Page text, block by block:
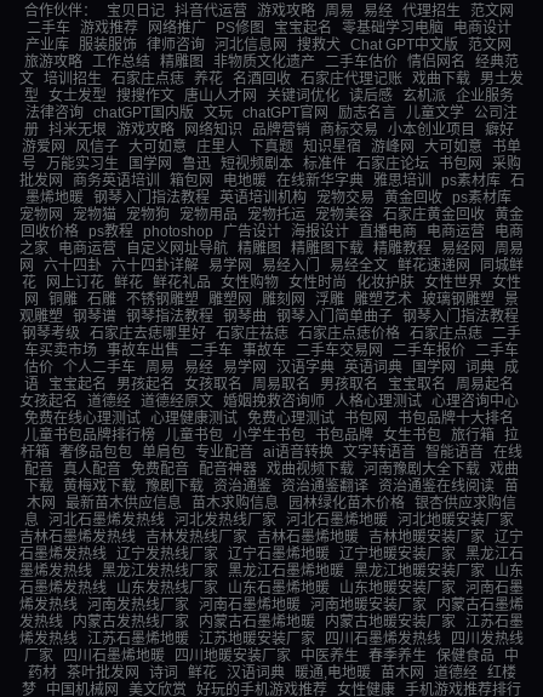
合作伙伴： 宝贝日记 抖音代运营 游戏攻略 周易 易经 代理招生
范文网
二手车
游戏推荐 网络推广 PS修图 宝宝起名 零基础学习电脑
电商设计
产业库 服装服饰 律师咨询 河北信息网 搜救犬 Chat GPT中文版
范文网
旅游攻略 工作总结 精雕图 非物质文化遗产 二手车估价 情侣网名
经典范
文 培训招生 石家庄点痣 养花 名酒回收 石家庄代理记账 戏曲下载
男士发
型
女士发型 搜搜作文 唐山人才网 关键词优化 读后感 玄机派
企业服务
法律咨询 chatGPT国内版 文玩 chatGPT官网 励志名言 儿童文学
公司注
册
抖米无垠 游戏攻略 网络知识 品牌营销 商标交易 小本创业项目
癖好
游爱网
风信子 大可如意 庄里人 下真题 知识星宿 游峰网 大可如意
书单
号
万能实习生 国学网 鲁迅 短视频剧本 标准件 石家庄论坛 书包网
采购
批发网
商务英语培训 箱包网 电地暖 在线新华字典 雅思培训 ps素材库
石
墨烯地暖 钢琴入门指法教程 英语培训机构 宠物交易 黄金回收
ps素材库
宠物网
宠物猫 宠物狗 宠物用品 宠物托运 宠物美容 石家庄黄金回收 黄金
回收价格
ps教程 photoshop 广告设计 海报设计 直播电商 电商运营
电商
之家
电商运营 自定义网址导航 精雕图 精雕图下载 精雕教程 易经网
周易
网
六十四卦 六十四卦详解 易学网 易经入门 易经全文 鲜花速递网
同城鲜
花
网上订花 鲜花 鲜花礼品 女性购物 女性时尚 化妆护肤 女性世界
女性
网
铜雕 石雕 不锈钢雕塑 雕塑网 雕刻网 浮雕 雕塑艺术 玻璃钢雕塑
景
观雕塑
钢琴谱 钢琴指法教程 钢琴曲 钢琴入门简单曲子
钢琴入门指法教程
钢琴考级
石家庄去痣哪里好 石家庄祛痣 石家庄点痣价格 石家庄点痣 二手
车买卖市场
事故车出售 二手车 事故车 二手车交易网 二手车报价 二手车
估价 个人二手车 周易 易经 易学网 汉语字典 英语词典 国学网 词典
成
语
宝宝起名 男孩起名 女孩取名 周易取名 男孩取名 宝宝取名
周易起名
女孩起名
道德经 道德经原文 婚姻挽救咨询师 人格心理测试
心理咨询中心
免费在线心理测试
心理健康测试 免费心理测试 书包网
书包品牌十大排名
儿童书包品牌排行榜
儿童书包 小学生书包 书包品牌 女生书包 旅行箱 拉
杆箱 奢侈品包包 单肩包 专业配音 ai语音转换 文字转语音 智能语音 在线
配音 真人配音 免费配音 配音神器 戏曲视频下载 河南豫剧大全下载 戏曲
下载 黄梅戏下载 豫剧下载 资治通鉴 资治通鉴翻译 资治通鉴在线阅读 苗
木网
最新苗木供应信息 苗木求购信息 园林绿化苗木价格 银杏供应求购信
息
河北石墨烯发热线 河北发热线厂家 河北石墨烯地暖
河北地暖安装厂家
吉林石墨烯发热线
吉林发热线厂家 吉林石墨烯地暖 吉林地暖安装厂家 辽宁
石墨烯发热线 辽宁发热线厂家 辽宁石墨烯地暖 辽宁地暖安装厂家 黑龙江石
墨烯发热线 黑龙江发热线厂家 黑龙江石墨烯地暖 黑龙江地暖安装厂家
山东
石墨烯发热线
山东发热线厂家 山东石墨烯地暖 山东地暖安装厂家 河南石墨
烯发热线 河南发热线厂家 河南石墨烯地暖 河南地暖安装厂家
内蒙古石墨烯
发热线
内蒙古发热线厂家 内蒙古石墨烯地暖 内蒙古地暖安装厂家
江苏石墨
烯发热线
江苏石墨烯地暖 江苏地暖安装厂家 四川石墨烯发热线
四川发热线
厂家
四川石墨烯地暖 四川地暖安装厂家 中医养生 春季养生 保健食品
中
药材
茶叶批发网 诗词 鲜花 汉语词典 暖通,电地暖 苗木网 道德经
红楼
梦
中国机械网 美文欣赏 好玩的手机游戏推荐 女性健康 手机游戏推荐排行